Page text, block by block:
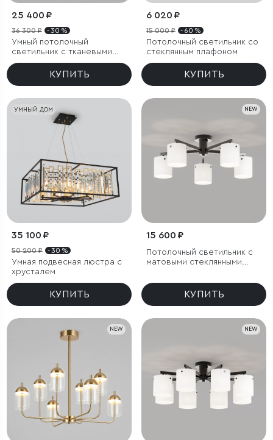
25 400 ₽
36 300 ₽ - 30 %
Умный потолочный
светильник с тканевыми
абажурами
КУПИТЬ
6 020 ₽
15 000 ₽ - 60 %
Потолочный светильник со
стеклянным плафоном
КУПИТЬ
УМНЫЙ ДОМ
35 100 ₽
50 200 ₽ - 30 %
Умная подвесная люстра с
хрусталем
КУПИТЬ
NEW
15 600 ₽
Потолочный светильник с
матовыми стеклянными
КУПИТЬ
NEW NEW